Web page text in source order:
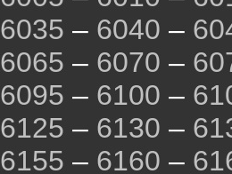
6035 – 6040 –
6065 – 6070 –
6095 – 6100 –
6125 – 6130 –
6155 – 6160 –